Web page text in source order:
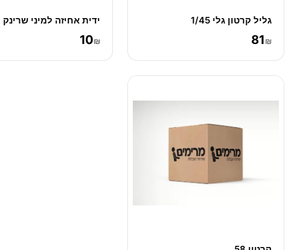
גליל קרטון גלי 1/45
₪
81
ידית אחיזה למיני
₪
10